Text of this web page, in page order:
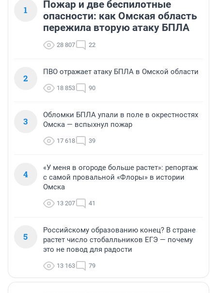
1
Пожар и две беспилотные
опасности: как Омская область
пережила вторую атаку БПЛА
28 807 22
2
ПВО отражает атаку БПЛА в Омской области
18 853 90
3
Обломки БПЛА упали в поле в окрестностях
Омска — вспыхнул пожар
17 618 39
4
«У меня в огороде больше растет»: репортаж
с самой провальной «Флоры» в истории
Омска
13 207 41
5
Российскому образованию конец? В стране
растет число стобалльников ЕГЭ — почему
это не повод для радости
13 163 79